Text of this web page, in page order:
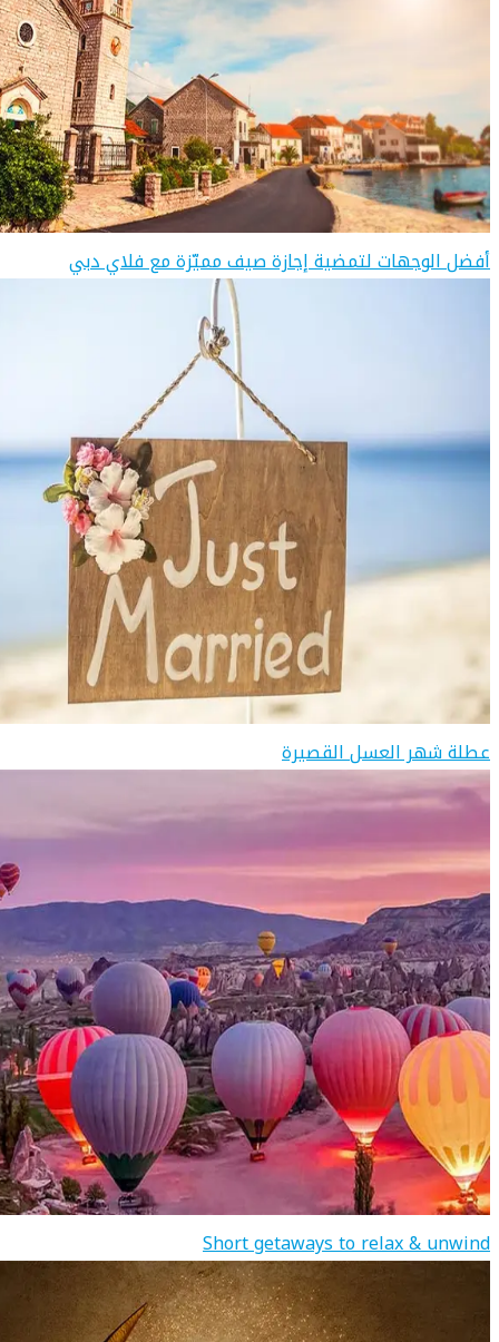
أفضل الوجهات لتمضية إجازة صيف مميّزة مع فلاي دبي
عطلة شهر العسل القصيرة
Short getaways to relax & unwind